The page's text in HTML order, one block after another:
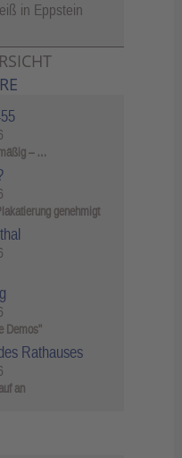
in Eppstein
– …
genehmigt
Demos"
Rathauses
an